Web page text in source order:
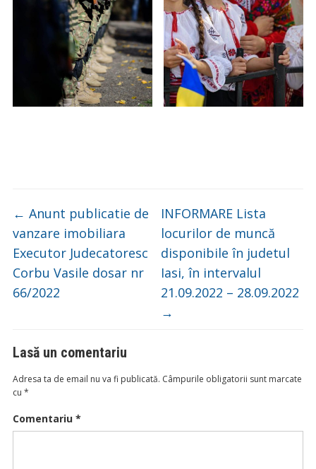
← Anunt publicatie de
vanzare imobiliara
Executor Judecatoresc
Corbu Vasile dosar nr
66/2022
INFORMARE Lista
locurilor de muncă
disponibile în judetul
Iasi, în intervalul
21.09.2022 – 28.09.2022
→
Lasă un comentariu
Adresa ta de email nu va fi publicată. Câmpurile obligatorii sunt marcate
cu *
Comentariu *